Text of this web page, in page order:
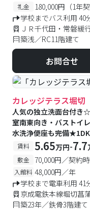
礼金
180,000円（1年
学校までバス利用 40
ＪＲ千代田・常磐緩
築浅／RC11階建て
お問合せ
カレッジテラス堀切
人気の独立洗面台付き
室南東向き・バストイ
水洗浄便座も完備
賃料 5.65万円-7.7
敷金 70,000円／契約時
入館料 48,000円／年
学校まで電車利用 41
京成電鉄本線堀切菖
築23年／鉄骨3階建て